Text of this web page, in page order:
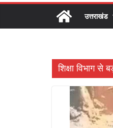
उत्तराखंड
शिक्षा विभाग से